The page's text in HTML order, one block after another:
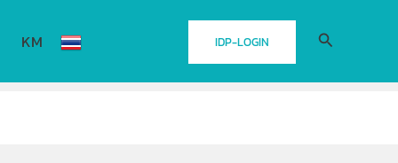
KM IDP-LOGIN Search